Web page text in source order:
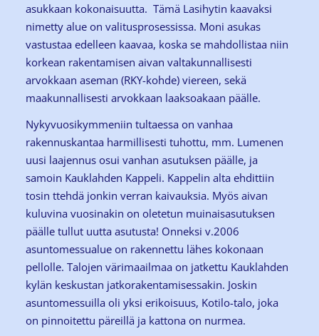
asukkaan kokonaisuutta. Tämä Lasihytin kaavaksi
nimetty alue on valitusprosessissa. Moni asukas
vastustaa edelleen kaavaa, koska se mahdollistaa niin
korkean rakentamisen aivan valtakunnallisesti
arvokkaan aseman (RKY-kohde) viereen, sekä
maakunnallisesti arvokkaan laaksoakaan päälle.
Nykyvuosikymmeniin tultaessa on vanhaa
rakennuskantaa harmillisesti tuhottu, mm. Lumenen
uusi laajennus osui vanhan asutuksen päälle, ja
samoin Kauklahden Kappeli. Kappelin alta ehdittiin
tosin ttehdä jonkin verran kaivauksia. Myös aivan
kuluvina vuosinakin on oletetun muinaisasutuksen
päälle tullut uutta asutusta! Onneksi v.2006
asuntomessualue on rakennettu lähes kokonaan
pellolle. Talojen värimaailmaa on jatkettu Kauklahden
kylän keskustan jatkorakentamisessakin. Joskin
asuntomessuilla oli yksi erikoisuus, Kotilo-talo, joka
on pinnoitettu päreillä ja kattona on nurmea.